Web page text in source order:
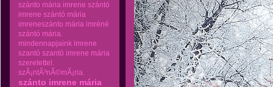
szánto mária imrene szántó
imrene szántó mária
imreneszánto mária imréné
szántó mária.
mindennapjaink imrene
szantó szantó imrene mária
szeretettel.
szÃ¡ntÃ³nÃ©mÃ¡ria.
szánto imrene mária